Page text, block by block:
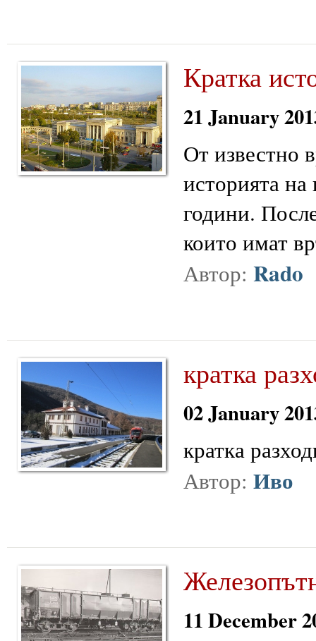
Кратка
21 January
От известно
историята
години.
които имат
Автор: Rado
кратка
02 January
кратка
Автор: Иво
11 December